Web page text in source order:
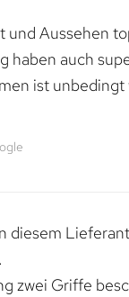
und Aussehen
haben auch
ist
diesem
zwei Griffe